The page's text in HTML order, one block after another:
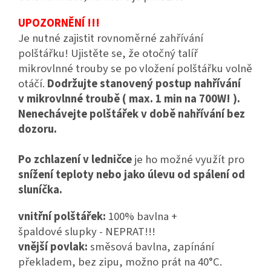
UPOZORNĚNÍ !!!
Je nutné zajistit rovnoměrné zahřívání
polštářku! Ujistěte se, že otočný talíř
mikrovlnné trouby se po vložení polštářku volně
otáčí. Dodržujte stanovený postup nahřívání
v mikrovlnné troubě ( max. 1 min na 700W! ).
Nenechávejte polštářek v době nahřívání bez
dozoru.
Po zchlazení v ledničceje ho možné využít pro
snížení teploty nebo jako úlevu od spálení od
sluníčka.
vnitřní polštářek: 100% bavlna +
špaldové slupky - NEPRAT!!!
vnější povlak:směsová bavlna, zapínání
překladem, bez zipu, možno prát na 40°C.